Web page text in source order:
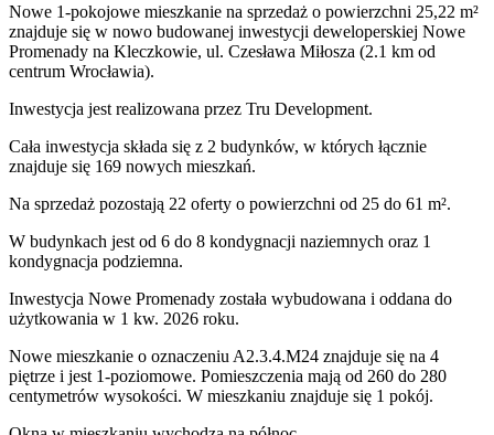
Nowe 1-pokojowe mieszkanie na sprzedaż o powierzchni 25,22 m²
znajduje się w nowo budowanej inwestycji deweloperskiej Nowe
Promenady na Kleczkowie, ul. Czesława Miłosza (2.1 km od
centrum Wrocławia).
Inwestycja jest realizowana przez Tru Development.
Cała inwestycja składa się z 2 budynków, w których łącznie
znajduje się 169 nowych mieszkań.
Na sprzedaż pozostają 22 oferty o powierzchni od 25 do 61 m².
W budynkach jest od 6 do 8 kondygnacji naziemnych oraz 1
kondygnacja podziemna.
Inwestycja Nowe Promenady została wybudowana i oddana do
użytkowania w 1 kw. 2026 roku.
Nowe mieszkanie o oznaczeniu A2.3.4.M24 znajduje się na 4
piętrze i jest 1-poziomowe. Pomieszczenia mają od 260 do 280
centymetrów wysokości. W mieszkaniu znajduje się 1 pokój.